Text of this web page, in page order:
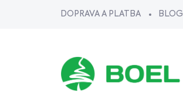
DOPRAVA A PLATBA BLOG